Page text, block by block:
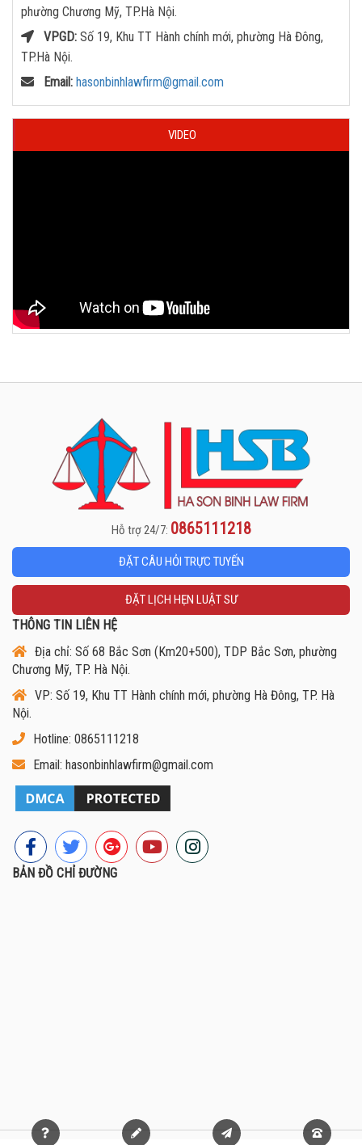
phường Chương Mỹ, TP.Hà Nội.
VPGD: Số 19, Khu TT Hành chính mới, phường Hà Đông,
TP.Hà Nội.
Email: hasonbinhlawfirm@gmail.com
VIDEO
Hỗ trợ 24/7: 0865111218
ĐẶT CÂU HỎI TRỰC TUYẾN
ĐẶT LỊCH HẸN LUẬT SƯ
THÔNG TIN LIÊN HỆ
Địa chỉ: Số 68 Bắc Sơn (Km20+500), TDP Bắc Sơn, phường
Chương Mỹ, TP. Hà Nội.
VP: Số 19, Khu TT Hành chính mới, phường Hà Đông, TP. Hà
Nội.
Hotline: 0865111218
Email: hasonbinhlawfirm@gmail.com
BẢN ĐỒ CHỈ ĐƯỜNG